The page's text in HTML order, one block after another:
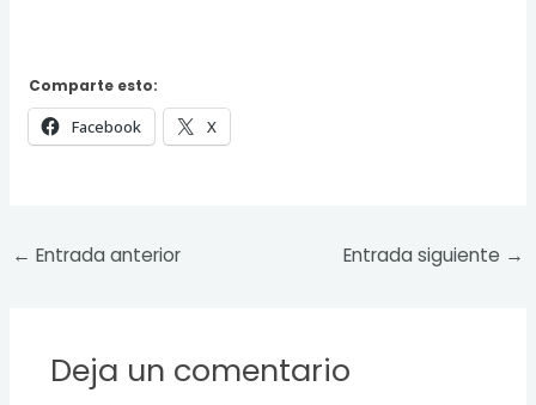
Comparte esto:
Facebook X
← Entrada anterior Entrada siguiente →
Deja un comentario